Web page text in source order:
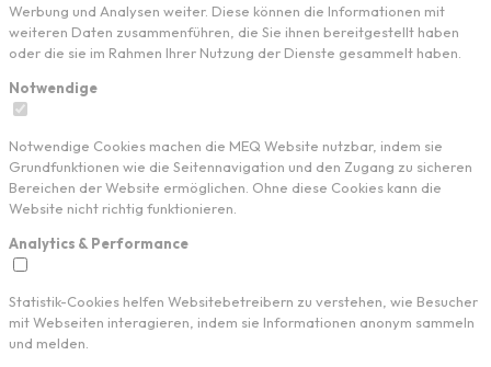
Werbung und Analysen weiter. Diese können die Informationen mit
weiteren Daten zusammenführen, die Sie ihnen bereitgestellt haben
oder die sie im Rahmen Ihrer Nutzung der Dienste gesammelt haben.
Notwendige
Notwendige Cookies machen die MEQ Website nutzbar, indem sie
Grundfunktionen wie die Seitennavigation und den Zugang zu sicheren
Bereichen der Website ermöglichen. Ohne diese Cookies kann die
Website nicht richtig funktionieren.
Analytics & Performance
Statistik-Cookies helfen Websitebetreibern zu verstehen, wie Besucher
mit Webseiten interagieren, indem sie Informationen anonym sammeln
und melden.